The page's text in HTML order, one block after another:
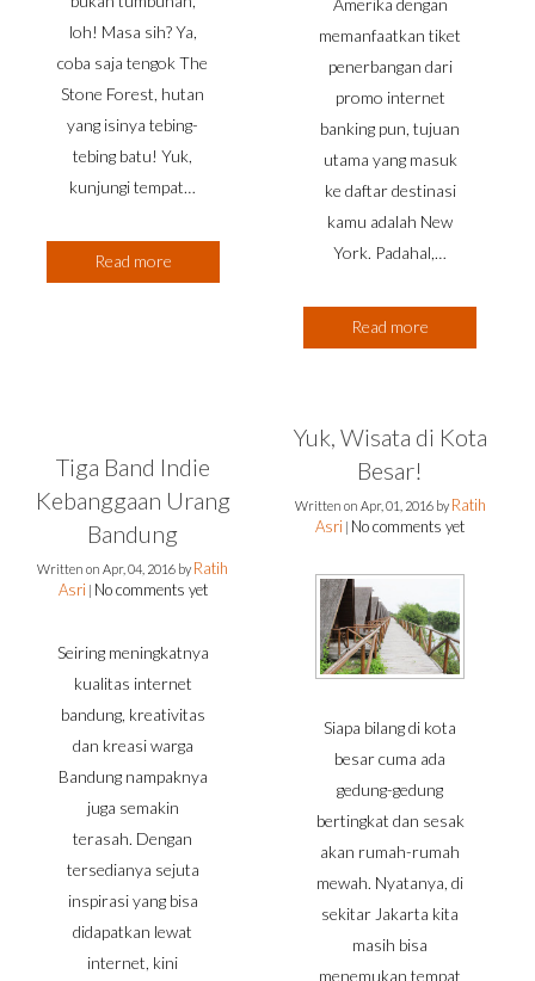
loh! Masa sih? Ya,
coba saja tengok The
Stone Forest, hutan
yang isinya tebing-
tebing batu! Yuk,
kunjungi tempat…
Read more
Amerika dengan
memanfaatkan tiket
penerbangan dari
promo internet
banking pun, tujuan
utama yang masuk
ke daftar destinasi
kamu adalah New
York. Padahal,…
Read more
Tiga Band Indie
Kebanggaan Urang
Bandung
Written onApr, 04, 2016 by Ratih
Asri No comments yet
Seiring meningkatnya
kualitas internet
bandung, kreativitas
dan kreasi warga
Bandung nampaknya
juga semakin
terasah. Dengan
tersedianya sejuta
inspirasi yang bisa
didapatkan lewat
internet, kini
Yuk, Wisata di Kota
Besar!
Written on Apr, 01, 2016 by Ratih
Asri No comments yet
Siapa bilang di kota
besar cuma ada
gedung-gedung
bertingkat dan sesak
akan rumah-rumah
mewah. Nyatanya, di
sekitar Jakarta kita
masih bisa
menemukan tempat